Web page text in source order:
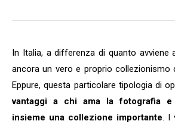
In Italia, a differenza di quanto avviene
ancora un vero e proprio
Eppure, questa particolare tipologia di
vantaggi a chi ama la fotografia e
insieme una collezione importante. I